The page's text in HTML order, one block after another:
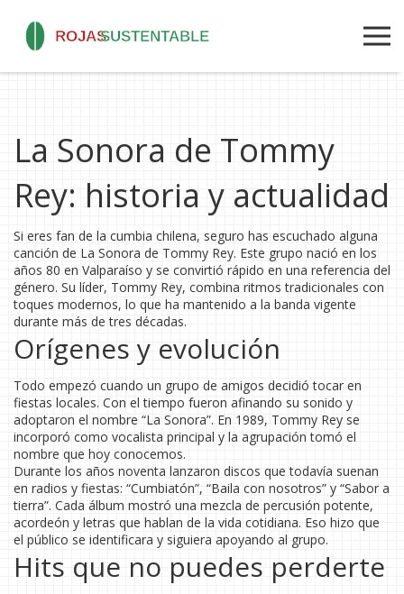
La Sonora de Tommy
Rey: historia y actualidad
Si eres fan de la cumbia chilena, seguro has escuchado alguna
canción de La Sonora de Tommy Rey. Este grupo nació en los
años 80 en Valparaíso y se convirtió rápido en una referencia del
género. Su líder, Tommy Rey, combina ritmos tradicionales con
toques modernos, lo que ha mantenido a la banda vigente
durante más de tres décadas.
Orígenes y evolución
Todo empezó cuando un grupo de amigos decidió tocar en
fiestas locales. Con el tiempo fueron afinando su sonido y
adoptaron el nombre “La Sonora”. En 1989, Tommy Rey se
incorporó como vocalista principal y la agrupación tomó el
nombre que hoy conocemos.
Durante los años noventa lanzaron discos que todavía suenan
en radios y fiestas: “Cumbiatón”, “Baila con nosotros” y “Sabor a
tierra”. Cada álbum mostró una mezcla de percusión potente,
acordeón y letras que hablan de la vida cotidiana. Eso hizo que
el público se identificara y siguiera apoyando al grupo.
Hits que no puedes perderte